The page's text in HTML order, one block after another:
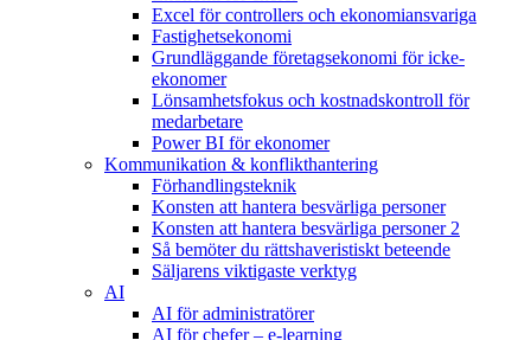
Excel för controllers och ekonomiansvariga
Fastighetsekonomi
Grundläggande företagsekonomi för icke-
ekonomer
Lönsamhetsfokus och kostnadskontroll för
medarbetare
Power BI för ekonomer
Kommunikation & konflikthantering
Förhandlingsteknik
Konsten att hantera besvärliga personer
Konsten att hantera besvärliga personer 2
Så bemöter du rättshaveristiskt beteende
Säljarens viktigaste verktyg
AI
AI för administratörer
AI för chefer – e-learning